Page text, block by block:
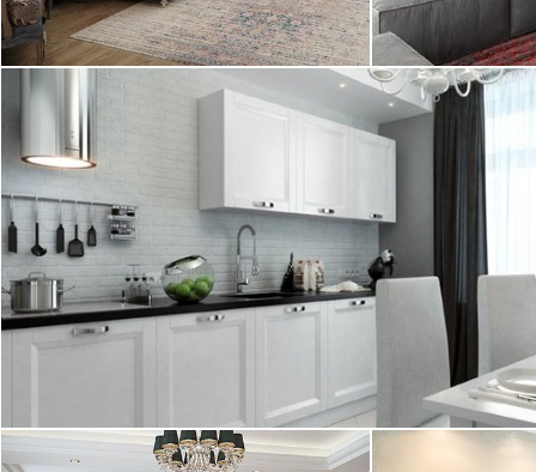
квартира, 180 м
16.09.2013
квартира, 80 м
16.09.2013